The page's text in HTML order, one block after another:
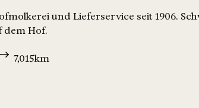
und Lieferservice seit 1906.
dem Hof.
7,015km